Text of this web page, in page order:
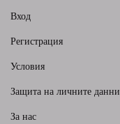
Вход
Регистрация
Условия
Защита на личните данни
За нас